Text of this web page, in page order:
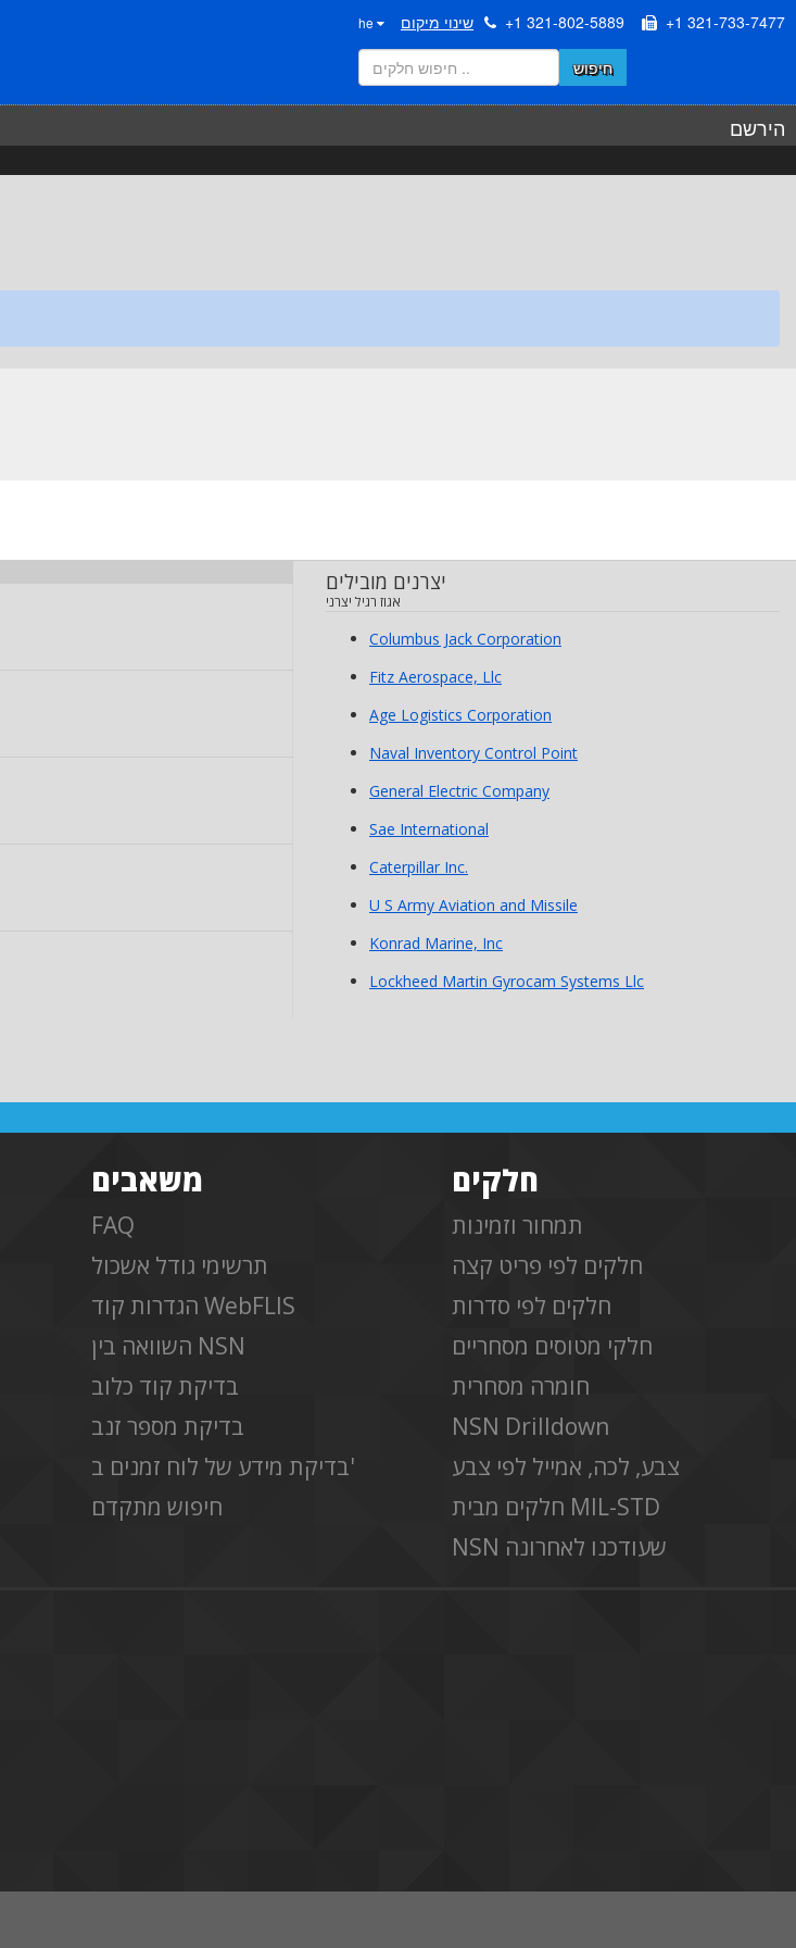
he שינוי מיקום +1 321-802-5889 +1 321-733-7477
חיפוש
הירשם
יצרנים מובילים
אגוז רגיל יצרני
Columbus Jack Corporation
Fitz Aerospace, Llc
Age Logistics Corporation
Naval Inventory Control Point
General Electric Company
Sae International
Caterpillar Inc.
U S Army Aviation and Missile
Konrad Marine, Inc
Lockheed Martin Gyrocam Systems Llc
משאבים
FAQ
תרשימי גודל אשכול
הגדרות קוד WebFLIS
השוואה בין NSN
בדיקת קוד כלוב
בדיקת מספר זנב
בדיקת מידע של לוח זמנים ב'
חיפוש מתקדם
חלקים
תמחור וזמינות
חלקים לפי פריט קצה
חלקים לפי סדרות
חלקי מטוסים מסחריים
חומרה מסחרית
NSN Drilldown
צבע, לכה, אמייל לפי צבע
חלקים מבית MIL-STD
NSN שעודכנו לאחרונה